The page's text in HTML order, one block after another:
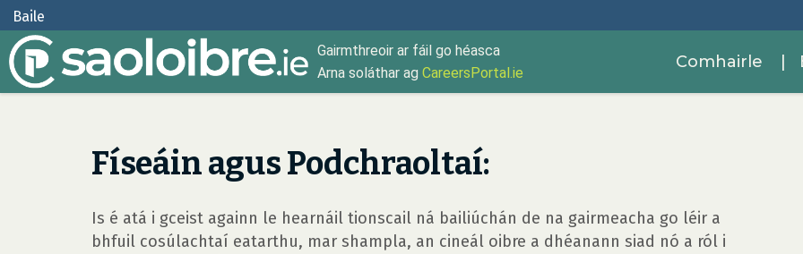
Baile
Gairmthreoir ar fáil go héasca
Arna soláthar ag CareersPortal.ie
Comhairle |
Físeáin agus Podchraoltaí:
Is é atá i gceist againn le hearnáil tionscail ná bailiúchán de na gairmeacha go léir a
bhfuil cosúlachtaí eatarthu, mar shampla, an cineál oibre a dhéanann siad nó a ról i